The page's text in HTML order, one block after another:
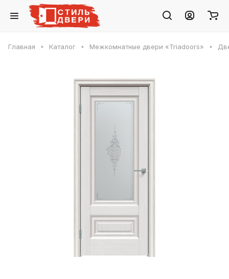
Главная Каталог Межкомнатные двери «Triadoors»